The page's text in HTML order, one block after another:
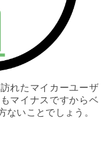
れたマイカーユーザ
マイナスですからベ
ないことでしょう。